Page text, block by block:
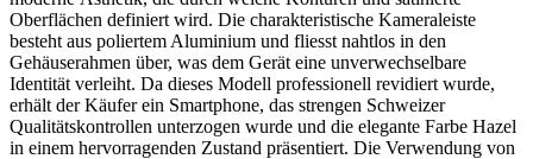
Oberflächen definiert wird. Die charakteristische Kameraleiste
besteht aus poliertem Aluminium und fliesst nahtlos in den
Gehäuserahmen über, was dem Gerät eine unverwechselbare
Identität verleiht. Da dieses Modell professionell revidiert wurde,
erhält der Käufer ein Smartphone, das strengen Schweizer
Qualitätskontrollen unterzogen wurde und die elegante Farbe Hazel
in einem hervorragenden Zustand präsentiert. Die Verwendung von